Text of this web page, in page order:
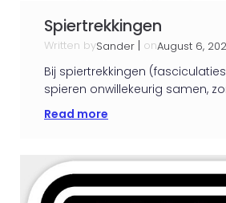
Spiertrekkingen
Written bySander onAugust 6,
Bij spiertrekkingen
spieren onwillekeurig samen,
Read more